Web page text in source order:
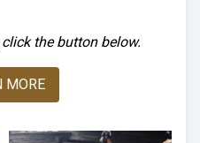
the button below.
MORE